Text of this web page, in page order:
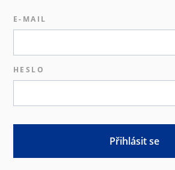
E-MAIL
HESLO
Přihlásit se